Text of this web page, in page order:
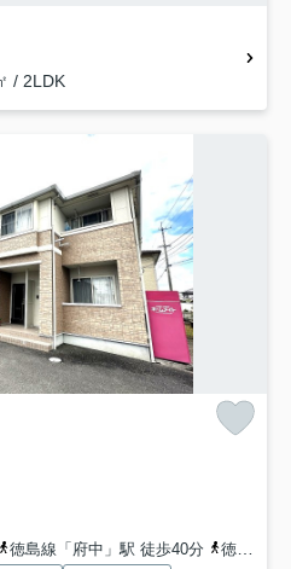
/ 2LDK
徳島線「府中」駅 徒歩40分 徳島線「下浦」駅 徒歩45分